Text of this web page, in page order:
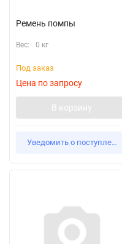
Ремень помпы
Вес: 0 кг
Под заказ
Цена по запросу
В корзину
Уведомить о поступлении